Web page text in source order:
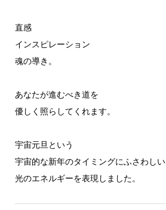
直感
インスピレーション
魂の導き。
あなたが進むべき道を
優しく照らしてくれます。
宇宙元旦という
宇宙的な新年のタイミングにふさわしい
光のエネルギーを表現しました。